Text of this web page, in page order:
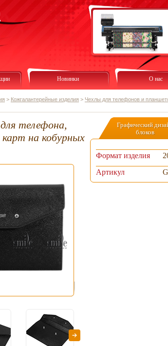
Новинки О нас
> Кожгалантерейные изделия > Чехлы для телефонов и
телефона,
на кобурных
Графический
блоков
Формат изделия
Артикул